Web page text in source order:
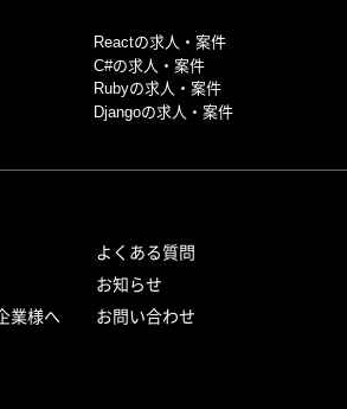
Reactの求人・案件
C#の求人・案件
Rubyの求人・案件
Djangoの求人・案件
業様へ
よくある質問
お知らせ
お問い合わせ